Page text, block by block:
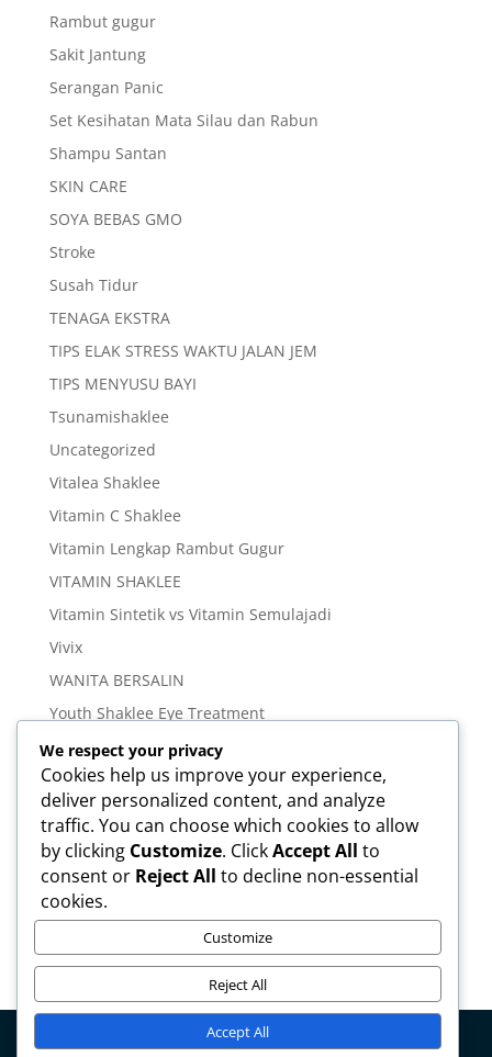
Rambut gugur
Sakit Jantung
Serangan Panic
Set Kesihatan Mata Silau dan Rabun
Shampu Santan
SKIN CARE
SOYA BEBAS GMO
Stroke
Susah Tidur
TENAGA EKSTRA
TIPS ELAK STRESS WAKTU JALAN JEM
TIPS MENYUSU BAYI
Tsunamishaklee
Uncategorized
Vitalea Shaklee
Vitamin C Shaklee
Vitamin Lengkap Rambut Gugur
VITAMIN SHAKLEE
Vitamin Sintetik vs Vitamin Semulajadi
Vivix
WANITA BERSALIN
Youth Shaklee Eye Treatment
YOUTH SKIN CARE SERIES
Meta
Log in
Entries feed
Comments feed
We respect your privacy
Cookies help us improve your experience,
deliver personalized content, and analyze
traffic. You can choose which cookies to allow
by clicking Customize. ClickAccept All to
consent or Reject All to decline non-essential
cookies.
Customize
Reject All
Accept All